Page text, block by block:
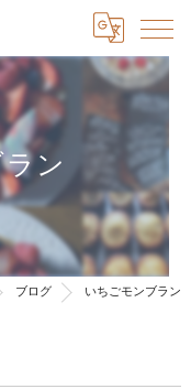
ン
ブログ いちごモンブラン